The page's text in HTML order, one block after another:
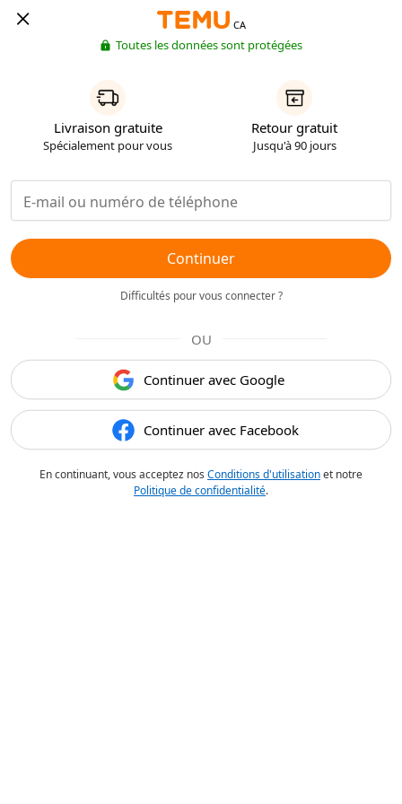
CA
Toutes les données sont protégées
Livraison gratuite
Spécialement pour vous
Retour gratuit
Jusqu'à 90 jours
Continuer
Difficultés pour vous connecter ?
OU
Continuer avec Google
Continuer avec Facebook
En continuant, vous acceptez nos Conditions d'utilisationet notre
Politique de confidentialité.